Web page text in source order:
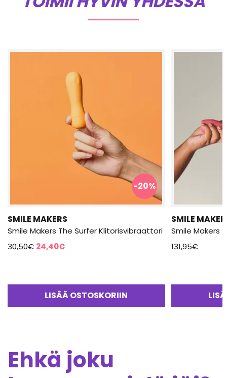
-20%
SMILE MAKERS
Smile Makers The Surfer Klitorisvibraattori
30,50€ Alkuperäinen
30,50€.
24,40€Nykyinen
24,40€.
LISÄÄ OSTOSKORIIN
SMILE
Smile Makers
131,95€
Ehkä joku